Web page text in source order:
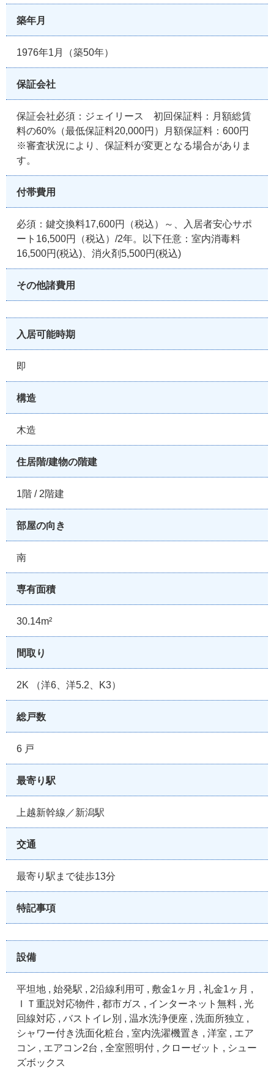
築年月
1976年1月（築50年）
保証会社
保証会社必須：ジェイリース 初回保証料：月額総賃
料の60%（最低保証料20,000円）月額保証料：600円
※審査状況により、保証料が変更となる場合がありま
す。
付帯費用
必須：鍵交換料17,600円（税込）～、入居者安心サポ
ート16,500円（税込）/2年。以下任意：室内消毒料
16,500円(税込)、消火剤5,500円(税込)
その他諸費用
入居可能時期
即
構造
木造
住居階/建物の階建
1階 / 2階建
部屋の向き
南
専有面積
30.14m²
間取り
2K （洋6、洋5.2、K3）
総戸数
6 戸
最寄り駅
上越新幹線／新潟駅
交通
最寄り駅まで徒歩13分
特記事項
設備
平坦地 , 始発駅 , 2沿線利用可 , 敷金1ヶ月 , 礼金1ヶ月 ,
ＩＴ重説対応物件 , 都市ガス , インターネット無料 , 光
回線対応 , バストイレ別 , 温水洗浄便座 , 洗面所独立 ,
シャワー付き洗面化粧台 , 室内洗濯機置き , 洋室 , エア
コン , エアコン2台 , 全室照明付 , クローゼット , シュー
ズボックス